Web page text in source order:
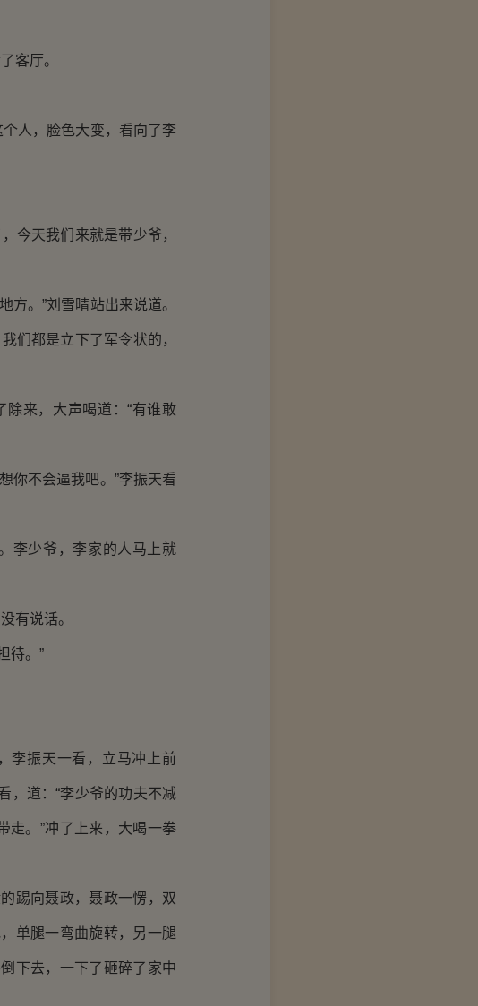
客厅。
人，脸色大变，看向了李
天我们来就是带少爷，
。”刘雪晴站出来说道。
们都是立下了军令状的，
来，大声喝道：“有谁敢
不会逼我吧。”李振天看
李少爷，李家的人马上就
有说话。
待。”
振天一看，立马冲上前
，道：“李少爷的功夫不减
走。”冲了上来，大喝一拳
踢向聂政，聂政一愣，双
单腿一弯曲旋转，另一腿
下去，一下了砸碎了家中